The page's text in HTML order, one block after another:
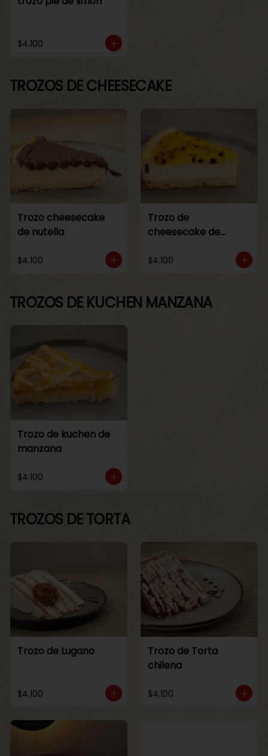
$4.100
TROZOS DE CHEESECAKE
Trozo cheesecake
de nutella
$4.100
Trozo de
cheesecake de
$4.100
TROZOS DE KUCHEN MANZANA
Trozo de kuchen de
manzana
$4.100
TROZOS DE TORTA
Trozo de Lugano
$4.100
Trozo de Torta
chilena
$4.100